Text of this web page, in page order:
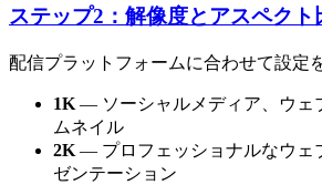
ステップ2：解像度とアスペクト
配信プラットフォームに合わせて設定
1K — ソーシャルメディア、ウェ
ムネイル
2K — プロフェッショナルなウェ
ゼンテーション